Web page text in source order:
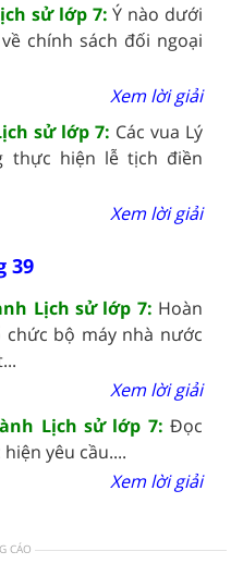
sử lớp 7:Ý nào dưới
chính sách đối ngoại
Xem lời giải
sử lớp 7: Các vua Lý
thực hiện lễ tịch điền
Xem lời giải
39
Lịch sử lớp 7: Hoàn
bộ máy nhà nước
Xem lời giải
Lịch sử lớp 7: Đọc
yêu cầu....
Xem lời giải
CÁO